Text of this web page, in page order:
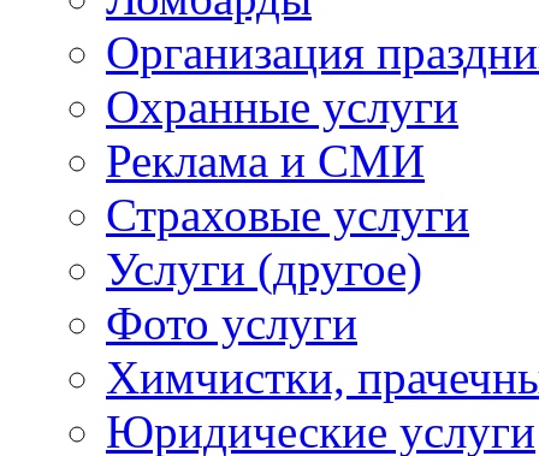
Организация
Охранные услуги
Реклама и СМИ
Страховые услуги
Услуги (другое)
Фото услуги
Химчистки,
Юридические услуги